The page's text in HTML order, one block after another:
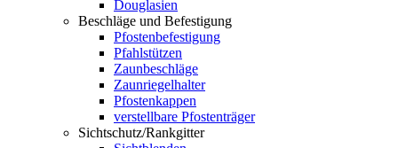
Douglasien
Beschläge und Befestigung
Pfostenbefestigung
Pfahlstützen
Zaunbeschläge
Zaunriegelhalter
Pfostenkappen
verstellbare Pfostenträger
Sichtschutz/Rankgitter